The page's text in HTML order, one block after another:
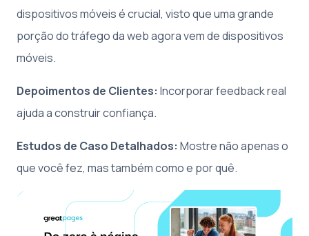
dispositivos móveis é crucial, visto que uma grande
porção do tráfego da web agora vem de dispositivos
móveis.
Depoimentos de Clientes: Incorporar feedback real
ajuda a construir confiança.
Estudos de Caso Detalhados: Mostre não apenas o
que você fez, mas também como e por quê.